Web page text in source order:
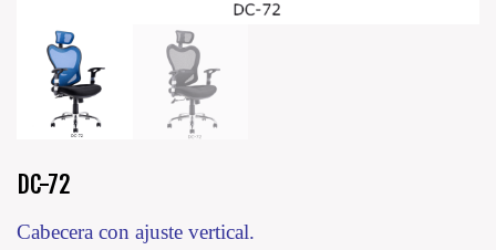
DC-72
Cabecera con ajuste vertical.